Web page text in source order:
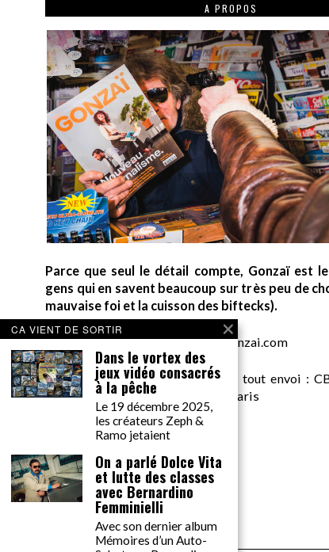
A PROPOS
Parce que seul le détail compte, Gonzaï est
gens qui en savent beaucoup sur très peu de
mauvaise foi et la cuisson des biftecks).
desk AT gonzai.com
Edité par GONZAÏ MEDIA. Pour tout envoi :
Messager, pour GONZAÏ, 75018 Paris
CA VIENT DE SORTIR
Dans le vortex des
jeux vidéo consacrés
à la pêche
Le 19 décembre 2025,
les créateurs Zeph &
Ramo jetaient
On a parlé Dolce Vita
et lutte des classes
avec Bernardino
Femminielli
Avec son dernier album
Mémoires d’un Auto-